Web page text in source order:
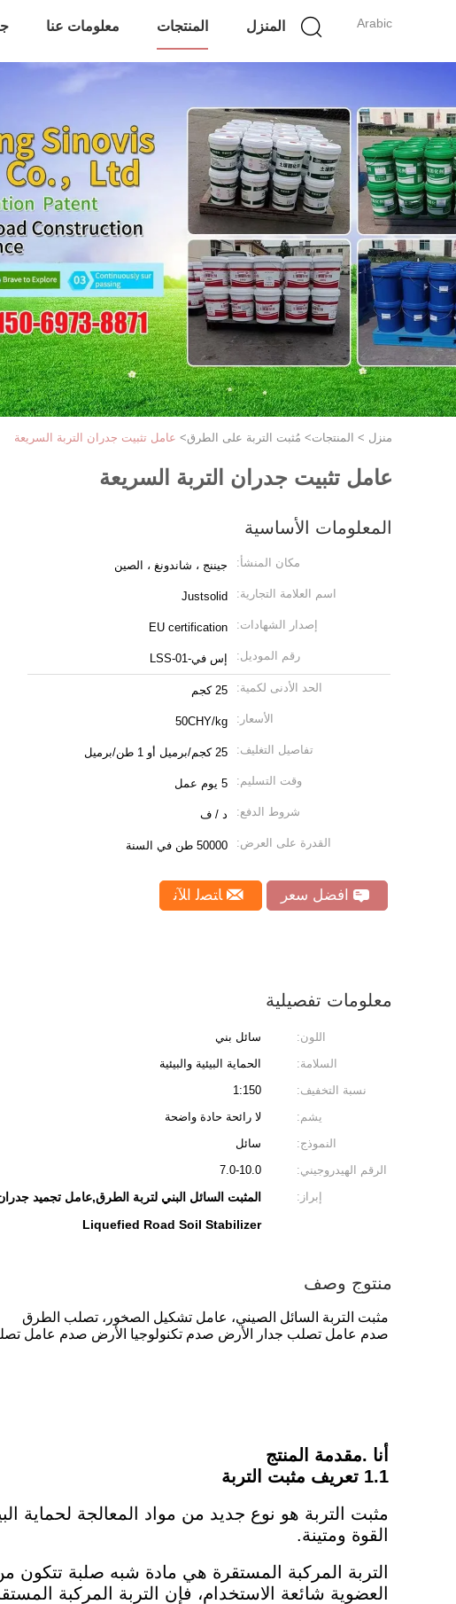
Arabic المنزل المنتجات معلومات عنا
منزل > المنتجات> مُثبت التربة على الطرق> عامل تثبيت جدران التربة السريعة
عامل تثبيت جدران التربة السريعة
المعلومات الأساسية
مكان المنشأ: جيننج ، شاندونغ ، الصين
اسم العلامة التجارية: Justsolid
إصدار الشهادات: EU certification
رقم الموديل: إس في-LSS-01
الحد الأدنى لكمية: 25 كجم
الأسعار: 50CHY/kg
تفاصيل التغليف: 25 كجم/برميل أو 1 طن/برميل
وقت التسليم: 5 يوم عمل
شروط الدفع: د / ف
القدرة على العرض: 50000 طن في السنة
افضل سعر ﺎﺘﺼﻟ ﺍﻶﻧ
معلومات تفصيلية
اللون: سائل بني
السلامة:
الحماية البيئية والبيئية
نسبة التخفيف:
1:150
يشم:
لا رائحة حادة واضحة
النموذج:
سائل
الرقم الهيدروجيني:
7.0-10.0
إبراز:
المثبت السائل البني لتربة الطرق,عامل تجميد
Liquefied Road Soil Stabilizer
منتوج وصف
مثبت التربة السائل الصيني، عامل تشكيل الصخور، تصلب الطرق
صدم عامل تصلب جدار الأرض صدم تكنولوجيا الأرض صدم عامل
أنا .مقدمة المنتج
1.1 تعريف مثبت التربة
مثبت التربة هو نوع جديد من مواد المعالجة لحماية
القوة ومتينة.
التربة المركبة المستقرة هي مادة شبه صلبة تتكون
العضوية شائعة الاستخدام، فإن التربة المركبة